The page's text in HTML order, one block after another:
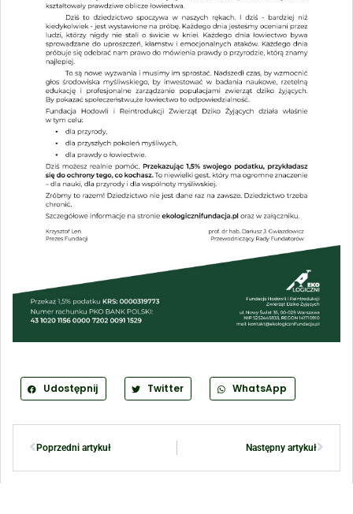
Udostępnij Twitter WhatsApp
Poprzedni artykuł Następny artykuł